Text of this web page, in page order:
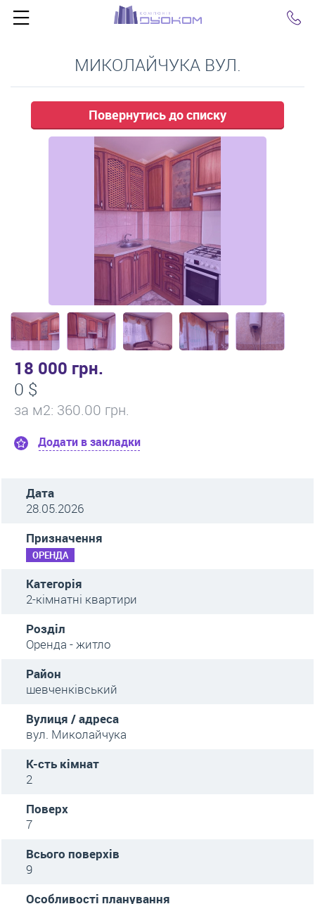
МИКОЛАЙЧУКА ВУЛ.
Повернутись до списку
18 000 грн.
0 $
за м2: 360.00 грн.
Додати в закладки
Дата
28.05.2026
Призначення
ОРЕНДА
Категорія
2-кімнатні квартири
Розділ
Оренда - житло
Район
шевченківський
Вулиця / адреса
вул. Миколайчука
К-сть кімнат
2
Поверх
7
Всього поверхів
9
Особливості планування